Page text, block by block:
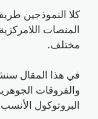
كلا النموذجين
مختلف.
في هذا المقال
والفروقات الجوهرية
البروتوكول